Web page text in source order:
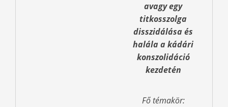
avagy egy
titkosszolga
disszidálása és
halála a kádári
konszolidáció
kezdetén
Fő témakör: